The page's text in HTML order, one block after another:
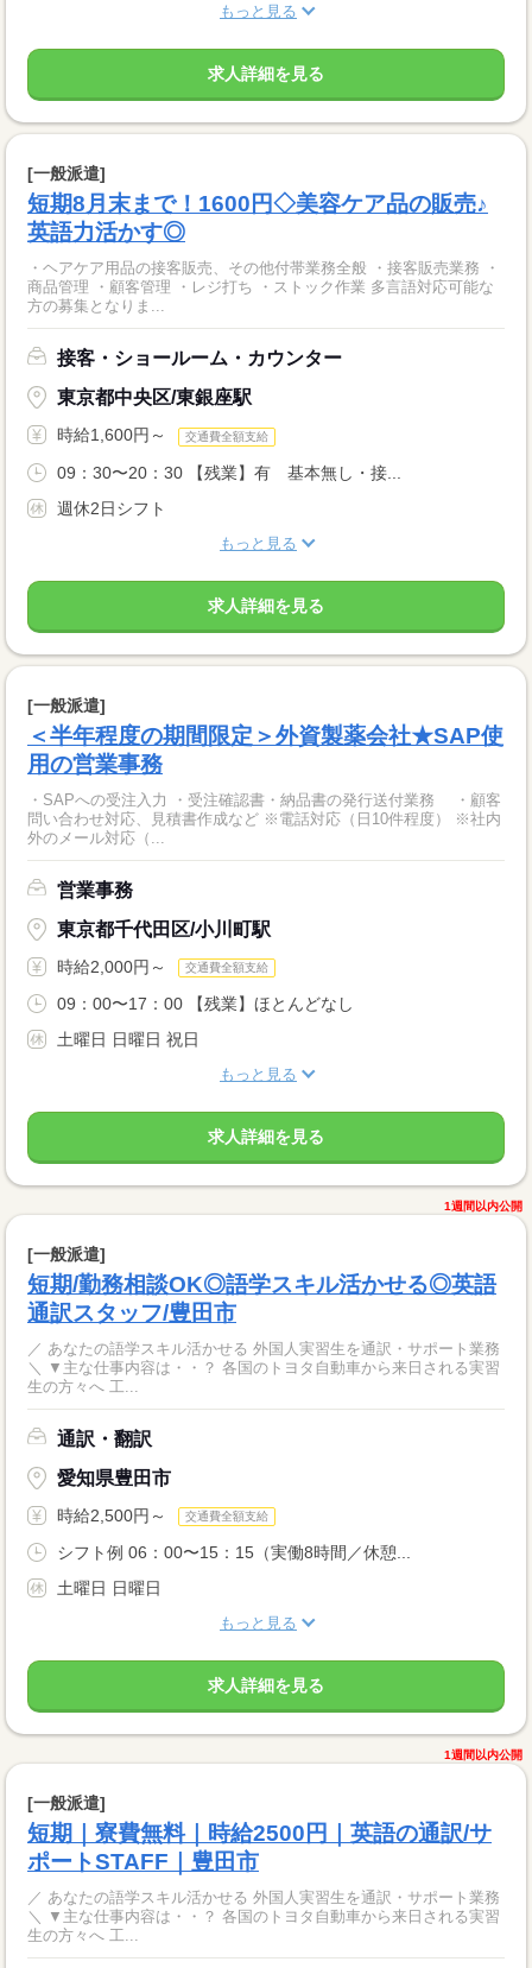
もっと見る
求人詳細を見る
[一般派遣]
短期8月末まで！1600円◇美容ケア品の販売♪
英語力活かす◎
・ヘアケア用品の接客販売、その他付帯業務全般 ・接客販売業務 ・
商品管理 ・顧客管理 ・レジ打ち ・ストック作業 多言語対応可能な
方の募集となりま...
接客・ショールーム・カウンター
東京都中央区/東銀座駅
時給1,600円～ 交通費全額支給
09：30〜20：30 【残業】有 基本無し・接...
週休2日シフト
もっと見る
求人詳細を見る
[一般派遣]
＜半年程度の期間限定＞外資製薬会社★SAP使
用の営業事務
・SAPへの受注入力 ・受注確認書・納品書の発行送付業務 ・顧客
問い合わせ対応、見積書作成など ※電話対応（日10件程度） ※社内
外のメール対応（...
営業事務
東京都千代田区/小川町駅
時給2,000円～ 交通費全額支給
09：00〜17：00 【残業】ほとんどなし
土曜日 日曜日 祝日
もっと見る
求人詳細を見る
1週間以内公開
[一般派遣]
短期/勤務相談OK◎語学スキル活かせる◎英語
通訳スタッフ/豊田市
／ あなたの語学スキル活かせる 外国人実習生を通訳・サポート業務
＼ ▼主な仕事内容は・・？ 各国のトヨタ自動車から来日される実習
生の方々へ 工...
通訳・翻訳
愛知県豊田市
時給2,500円～ 交通費全額支給
シフト例 06：00〜15：15（実働8時間／休憩...
土曜日 日曜日
もっと見る
求人詳細を見る
1週間以内公開
[一般派遣]
短期｜寮費無料｜時給2500円｜英語の通訳/サ
ポートSTAFF｜豊田市
／ あなたの語学スキル活かせる 外国人実習生を通訳・サポート業務
＼ ▼主な仕事内容は・・？ 各国のトヨタ自動車から来日される実習
生の方々へ 工...